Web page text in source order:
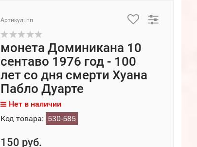
Артикул: пп
монета Доминикана 10
сентаво 1976 год - 100
лет со дня смерти Хуана
Пабло Дуарте
Нет в наличии
Код товара: 530-585
150 руб.